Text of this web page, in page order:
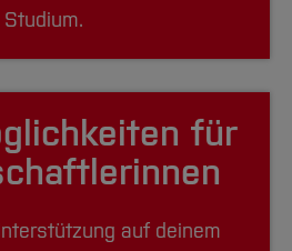
Studium.
für
auf deinem